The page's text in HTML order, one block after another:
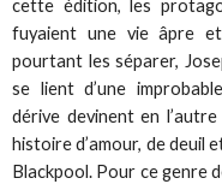
cette édition, les
fuyaient une vie âpre
pourtant les séparer,
se lient d’une
dérive devinent en
histoire d’amour, de deuil
Blackpool. Pour ce genre